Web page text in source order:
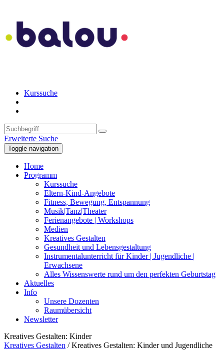
Kurssuche
Erweiterte Suche
Toggle navigation
Home
Programm
Kurssuche
Eltern-Kind-Angebote
Fitness, Bewegung, Entspannung
Musik|Tanz|Theater
Ferienangebote | Workshops
Medien
Kreatives Gestalten
Gesundheit und Lebensgestaltung
Instrumentalunterricht für Kinder | Jugendliche |
Erwachsene
Alles Wissenswerte rund um den perfekten Geburtstag
Aktuelles
Info
Unsere Dozenten
Raumübersicht
Newsletter
Kreatives Gestalten: Kinder
Kreatives Gestalten /Kreatives Gestalten: Kinder und Jugendliche